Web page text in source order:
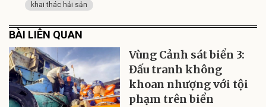
khai thác hải sản
BÀI LIÊN QUAN
Vùng Cảnh sát biển 3:
Đấu tranh không
khoan nhượng với tội
phạm trên biển